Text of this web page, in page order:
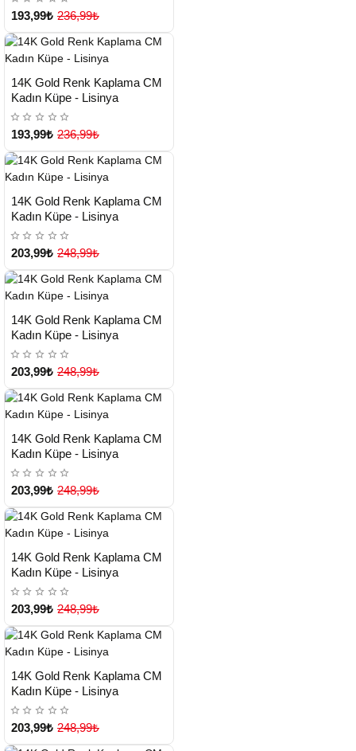
193,99₺ 236,99₺
TESLİMAT
Yeni Ürün
14K Gold Renk Kaplama CM
Kadın Küpe - Lisinya
193,99₺ 236,99₺
TESLİMAT
Yeni Ürün
14K Gold Renk Kaplama CM
Kadın Küpe - Lisinya
203,99₺ 248,99₺
TESLİMAT
Yeni Ürün
14K Gold Renk Kaplama CM
Kadın Küpe - Lisinya
203,99₺ 248,99₺
TESLİMAT
Yeni Ürün
14K Gold Renk Kaplama CM
Kadın Küpe - Lisinya
203,99₺ 248,99₺
TESLİMAT
Yeni Ürün
14K Gold Renk Kaplama CM
Kadın Küpe - Lisinya
203,99₺ 248,99₺
TESLİMAT
Yeni Ürün
14K Gold Renk Kaplama CM
Kadın Küpe - Lisinya
203,99₺ 248,99₺